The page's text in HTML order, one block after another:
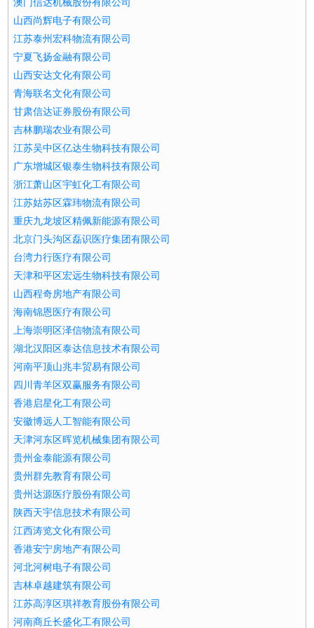
澳门信达机械股份有限公司
山西尚辉电子有限公司
江苏泰州宏科物流有限公司
宁夏飞扬金融有限公司
山西安达文化有限公司
青海联名文化有限公司
甘肃信达证券股份有限公司
吉林鹏瑞农业有限公司
江苏吴中区亿达生物科技有限公司
广东增城区银泰生物科技有限公司
浙江萧山区宇虹化工有限公司
江苏姑苏区霖玮物流有限公司
重庆九龙坡区精佩新能源有限公司
北京门头沟区磊识医疗集团有限公司
台湾力行医疗有限公司
天津和平区宏远生物科技有限公司
山西程奇房地产有限公司
海南锦恩医疗有限公司
上海崇明区泽信物流有限公司
湖北汉阳区泰达信息技术有限公司
河南平顶山兆丰贸易有限公司
四川青羊区双赢服务有限公司
香港启星化工有限公司
安徽博远人工智能有限公司
天津河东区晖览机械集团有限公司
贵州金泰能源有限公司
贵州群先教育有限公司
贵州达源医疗股份有限公司
陕西天宇信息技术有限公司
江西涛览文化有限公司
香港安宁房地产有限公司
河北河树电子有限公司
吉林卓越建筑有限公司
江苏高淳区琪祥教育股份有限公司
河南商丘长盛化工有限公司